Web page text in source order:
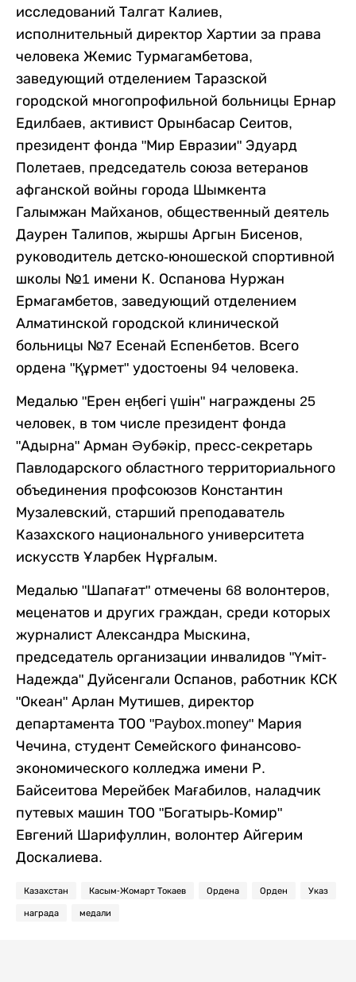
исследований Талгат Калиев,
исполнительный директор Хартии за права
человека Жемис Турмагамбетова,
заведующий отделением Таразской
городской многопрофильной больницы Ернар
Едилбаев, активист Орынбасар Сеитов,
президент фонда "Мир Евразии" Эдуард
Полетаев, председатель союза ветеранов
афганской войны города Шымкента
Галымжан Майханов, общественный деятель
Даурен Талипов, жыршы Аргын Бисенов,
руководитель детско-юношеской спортивной
школы №1 имени К. Оспанова Нуржан
Ермагамбетов, заведующий отделением
Алматинской городской клинической
больницы №7 Есенай Еспенбетов. Всего
ордена "Құрмет" удостоены 94 человека.
Медалью "Ерен еңбегі үшін" награждены 25
человек, в том числе президент фонда
"Адырна" Арман Әубәкір, пресс-секретарь
Павлодарского областного территориального
объединения профсоюзов Константин
Музалевский, старший преподаватель
Казахского национального университета
искусств Ұларбек Нұрғалым.
Медалью "Шапағат" отмечены 68 волонтеров,
меценатов и других граждан, среди которых
журналист Александра Мыскина,
председатель организации инвалидов "Үміт-
Надежда" Дуйсенгали Оспанов, работник КСК
"Океан" Арлан Мутишев, директор
департамента ТОО "Paybox.money" Мария
Чечина, студент Семейского финансово-
экономического колледжа имени Р.
Байсеитова Мерейбек Мағабилов, наладчик
путевых машин ТОО "Богатырь-Комир"
Евгений Шарифуллин, волонтер Айгерим
Доскалиева.
Казахстан Касым-Жомарт Токаев Ордена Орден Указ
награда медали